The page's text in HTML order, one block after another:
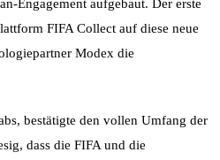
FIFA Collect auf diese neue
Modex die
bestätigte den vollen Umfang der
dass die FIFA und die